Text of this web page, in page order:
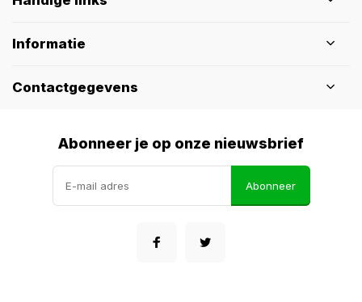
Informatie
Contactgegevens
Abonneer je op onze nieuwsbrief
Abonneer